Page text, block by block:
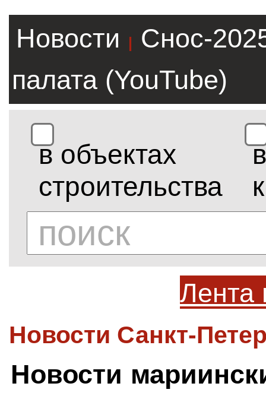
Новости |
Снос-
палата (YouTube)
в объектах
строительства
в
Лента
Новости Санкт-
Новости